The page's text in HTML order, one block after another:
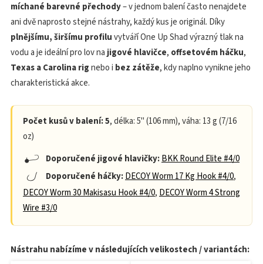
míchané barevné přechody– v jednom balení často nenajdete
ani dvě naprosto stejné nástrahy, každý kus je originál. Díky
plnějšímu, širšímu profiluvytváří One Up Shad výrazný tlak na
vodu a je ideální pro lov na jigové hlavičce, offsetovém háčku,
Texas a Carolina rignebo i bez zátěže, kdy naplno vynikne jeho
charakteristická akce.
Počet kusů v balení: 5, délka: 5" (106 mm), váha: 13 g (7/16
oz)
Doporučené jigové hlavičky:BKK Round Elite #4/0
Doporučené háčky:DECOY Worm 17 Kg Hook #4/0,
DECOY Worm 30 Makisasu Hook #4/0, DECOY Worm 4 Strong
Wire #3/0
Nástrahu nabízíme v následujících velikostech / variantách: